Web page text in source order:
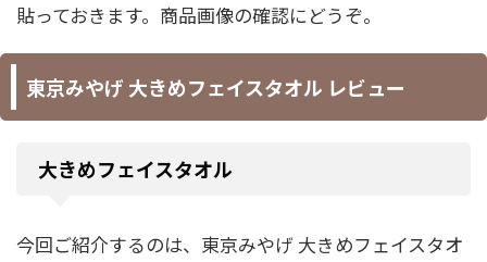
貼っておきます。商品画像の確認にどうぞ。
東京みやげ 大きめフェイスタオル レビュー
大きめフェイスタオル
今回ご紹介するのは、東京みやげ 大きめフェイスタオ